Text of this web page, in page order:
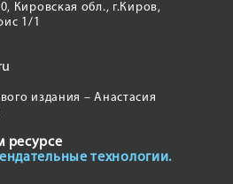
Кировская обл., г.Киров,
1/1
издания – Анастасия
ресурсе
технологии.